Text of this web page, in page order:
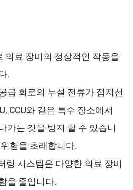
의료 장비의 정상적인 작동을
.
급 회로의 누설 전류가 접지선
CCU와 같은 특수 장소에서
가는 것을 방지 할 수 있습니
험을 초래합니다.
링 시스템은 다양한 의료 장비
을 줄입니다.